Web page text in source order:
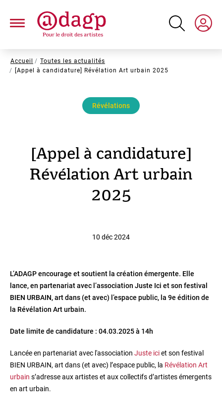
contenu
Fil
d'Ariane
Accueil
Toutes les actualités
[Appel à candidature] Révélation Art urbain 2025
Révélations
[Appel à candidature]
Révélation Art urbain
2025
10 déc 2024
L’ADAGP encourage et soutient la création émergente. Elle
lance, en partenariat avec l’association Juste Ici et son festival
BIEN URBAIN, art dans (et avec) l’espace public, la 9e édition de
la Révélation Art urbain.
Date limite de candidature : 04.03.2025 à 14h
Lancée en partenariat avec l'association Juste iciet son festival
BIEN URBAIN, art dans (et avec) l’espace public, la Révélation Art
urbain s’adresse aux artistes et aux collectifs d’artistes émergents
en art urbain.